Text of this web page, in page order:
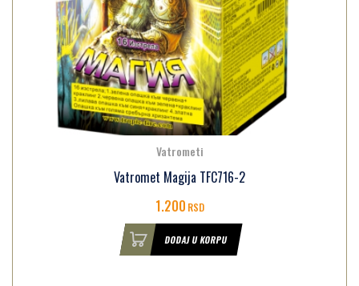
Vatrometi
Vatromet Magija TFC716-2
1.200RSD
DODAJ U KORPU